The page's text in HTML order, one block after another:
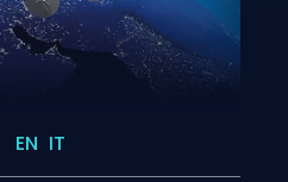
EN IT